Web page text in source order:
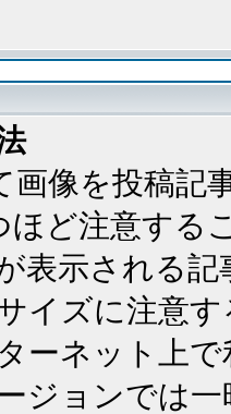
画像を投稿記
ほど注意する
表示される
イズに注意
ーネット上
ジョンでは